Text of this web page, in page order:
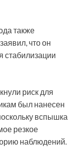
также
что он
стабилизации
риск для
был нанесен
вспышка
резкое
наблюдений.